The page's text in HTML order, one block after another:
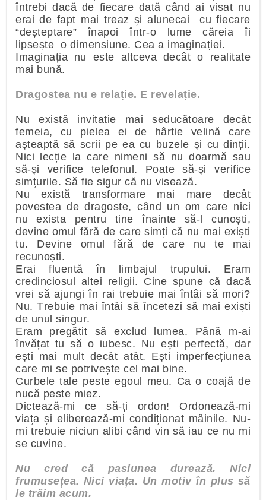
întrebi dacă de fiecare dată când ai visat nu
erai de fapt mai treaz și alunecai cu fiecare
“deșteptare” înapoi într-o lume căreia îi
lipsește o dimensiune. Cea a imaginației.
Imaginația nu este altceva decât o realitate
mai bună.
Dragostea nu e relație. E revelație.
Nu există invitație mai seducătoare decât
femeia, cu pielea ei de hârtie velină care
așteaptă să scrii pe ea cu buzele și cu dinții.
Nici lecție la care nimeni să nu doarmă sau
să-și verifice telefonul. Poate să-și verifice
simțurile. Să fie sigur că nu visează.
Nu există transformare mai mare decât
povestea de dragoste, când un om care nici
nu exista pentru tine înainte să-l cunoști,
devine omul fără de care simți că nu mai exiști
tu. Devine omul fără de care nu te mai
recunoști.
Erai fluentă în limbajul trupului. Eram
credinciosul altei religii. Cine spune că dacă
vrei să ajungi în rai trebuie mai întâi să mori?
Nu. Trebuie mai întâi să încetezi să mai exiști
de unul singur.
Eram pregătit să exclud lumea. Până m-ai
învățat tu să o iubesc. Nu ești perfectă, dar
ești mai mult decât atât. Ești imperfecțiunea
care mi se potrivește cel mai bine.
Curbele tale peste egoul meu. Ca o coajă de
nucă peste miez.
Dictează-mi ce să-ți ordon! Ordonează-mi
viața și eliberează-mi condiționat mâinile. Nu-
mi trebuie niciun alibi când vin să iau ce nu mi
se cuvine.
Nu cred că pasiunea durează. Nici
frumusețea. Nici viața. Un motiv în plus să
le trăim acum.